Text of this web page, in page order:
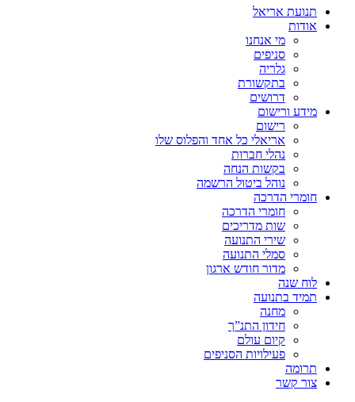
תנועת אריאל
אודות
מי אנחנו
סניפים
גלריה
בתקשורת
דרושים
מידע ורישום
רישום
אריאלי כל אחד והפלוס שלו
נהלי חברות
בקשות הנחה
נוהל ביטול הרשמה
חומרי הדרכה
חומרי הדרכה
שות מדריכים
שירי התנועה
סמלי התנועה
מדור חודש ארגון
לוח שנה
תמיד בתנועה
מחנה
חידון התנ”ך
קיום עולם
פעילויות הסניפים
תרומה
צור קשר